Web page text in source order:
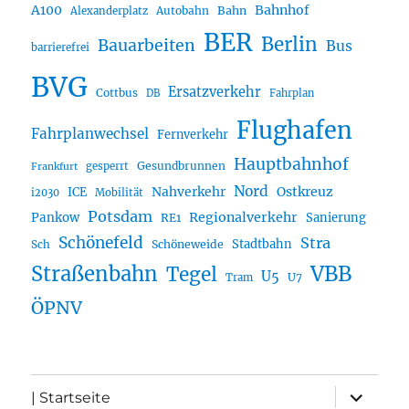
A100 Alexanderplatz Autobahn Bahn Bahnhof
barrierefrei Bauarbeiten BER Berlin Bus
BVG Cottbus DB Ersatzverkehr Fahrplan
Fahrplanwechsel Fernverkehr Flughafen
Frankfurt gesperrt Gesundbrunnen Hauptbahnhof
i2030 ICE Mobilität Nahverkehr Nord Ostkreuz
Pankow Potsdam RE1 Regionalverkehr Sanierung
Sch Schönefeld Schöneweide Stadtbahn Stra
Straßenbahn Tegel Tram U5 U7 VBB
ÖPNV
| Startseite